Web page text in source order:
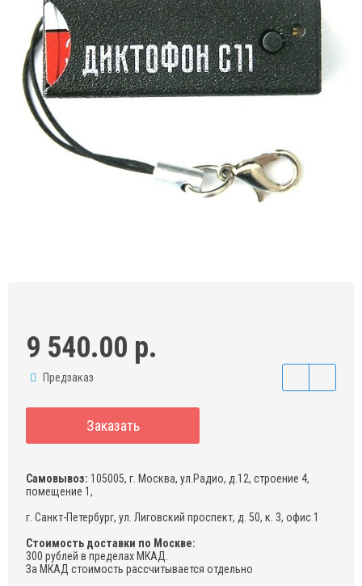
9 540.00 р.
Предзаказ
Заказать
Самовывоз: 105005, г. Москва, ул.Радио, д.12, строение 4,
помещение 1,
г. Санкт-Петербург, ул. Лиговский проспект, д. 50, к. 3, офис 1
Стоимость доставки по Москве:
300 рублей в пределах МКАД.
За МКАД стоимость рассчитывается отдельно